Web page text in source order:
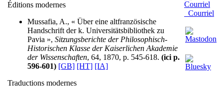
Éditions modernes
Mussafia, A., « Über eine altfranzösische
Handschrift der k. Universitätsbibliothek zu
Pavia », Sitzungsberichte der Philosophisch-
Historischen Klasse der Kaiserlichen Akademie
der Wissenschaften, 64, 1870, p. 545-618. (ici p.
596-601) [GB] [HT] [IA]
Traductions modernes
Courriel